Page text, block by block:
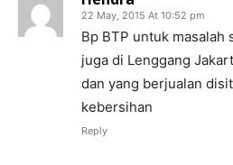
22 May, 2015 At 10:52 pm
Bp BTP untuk masalah
juga di Lenggang
dan yang berjualan
kebersihan
Reply